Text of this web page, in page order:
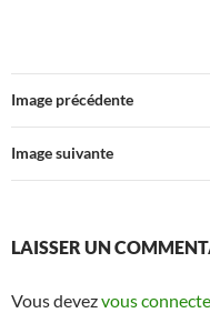
Image précédente
Image suivante
LAISSER UN
Vous devezvous